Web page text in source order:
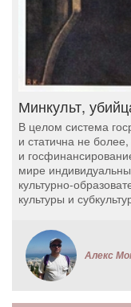
Минкульт,
В целом система
и статична не
и
мире
культурно-
культуры и
Алекс